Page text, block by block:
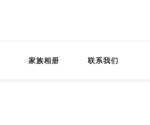
家族相册 联系我们